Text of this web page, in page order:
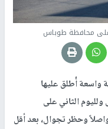
على محافظة طوباس
أُطلق عليها
الثاني على
وحظر تجوال، بعد أقل